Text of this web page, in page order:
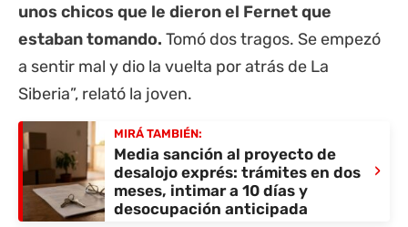
unos chicos que le dieron el Fernet que
estaban tomando. Tomó dos tragos. Se empezó
a sentir mal y dio la vuelta por atrás de La
Siberia”, relató la joven.
MIRÁ TAMBIÉN:
Media sanción al proyecto de
desalojo exprés: trámites en dos
meses, intimar a 10 días y
desocupación anticipada
›